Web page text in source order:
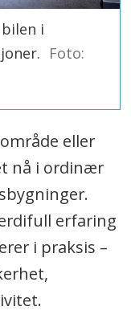
bilen i
Foto:
eller
nå i ordinær
erfaring
i praksis –